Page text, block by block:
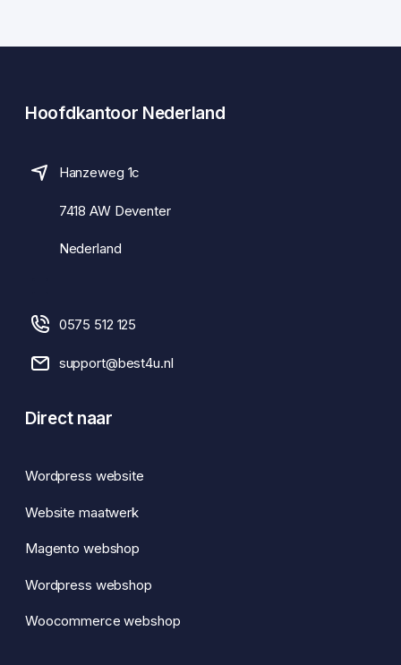
Hoofdkantoor Nederland
Hanzeweg 1c
7418 AW Deventer
Nederland
0575 512 125
support@best4u.nl
Direct naar
Wordpress website
Website maatwerk
Magento webshop
Wordpress webshop
Woocommerce webshop